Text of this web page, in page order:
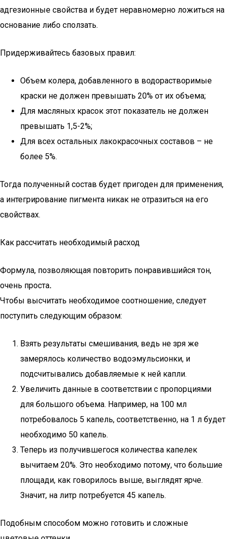
адгезионные свойства и будет неравномерно ложиться на
основание либо сползать.
Придерживайтесь базовых правил:
Объем колера, добавленного в водорастворимые
краски не должен превышать 20% от их объема;
Для масляных красок этот показатель не должен
превышать 1,5-2%;
Для всех остальных лакокрасочных составов – не
более 5%.
Тогда полученный состав будет пригоден для применения,
а интегрирование пигмента никак не отразиться на его
свойствах.
Как рассчитать необходимый расход
Формула, позволяющая повторить понравившийся тон,
очень проста.
Чтобы высчитать необходимое соотношение, следует
поступить следующим образом:
Взять результаты смешивания, ведь не зря же
замерялось количество водоэмульсионки, и
подсчитывались добавляемые к ней капли.
Увеличить данные в соответствии с пропорциями
для большого объема. Например, на 100 мл
потребовалось 5 капель, соответственно, на 1 л будет
необходимо 50 капель.
Теперь из получившегося количества капелек
вычитаем 20%. Это необходимо потому, что большие
площади, как говорилось выше, выглядят ярче.
Значит, на литр потребуется 45 капель.
Подобным способом можно готовить и сложные